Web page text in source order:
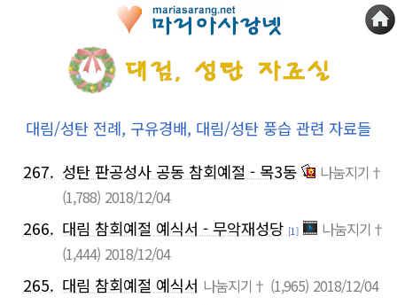
대림/성탄 전례, 구유경배, 대림/성탄 풍습 관련 자료들
267. 성탄 판공성사 공동 참회예절 - 목3동
나눔지기†
(1,788) 2018/12/04
266. 대림 참회예절 예식서 - 무악재성당 [1]
나눔지기†
(1,444) 2018/12/04
265. 대림 참회예절 예식서 나눔지기† (1,965) 2018/12/04